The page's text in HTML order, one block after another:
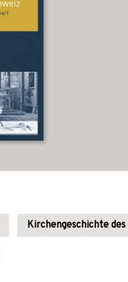
Kirchengeschichte